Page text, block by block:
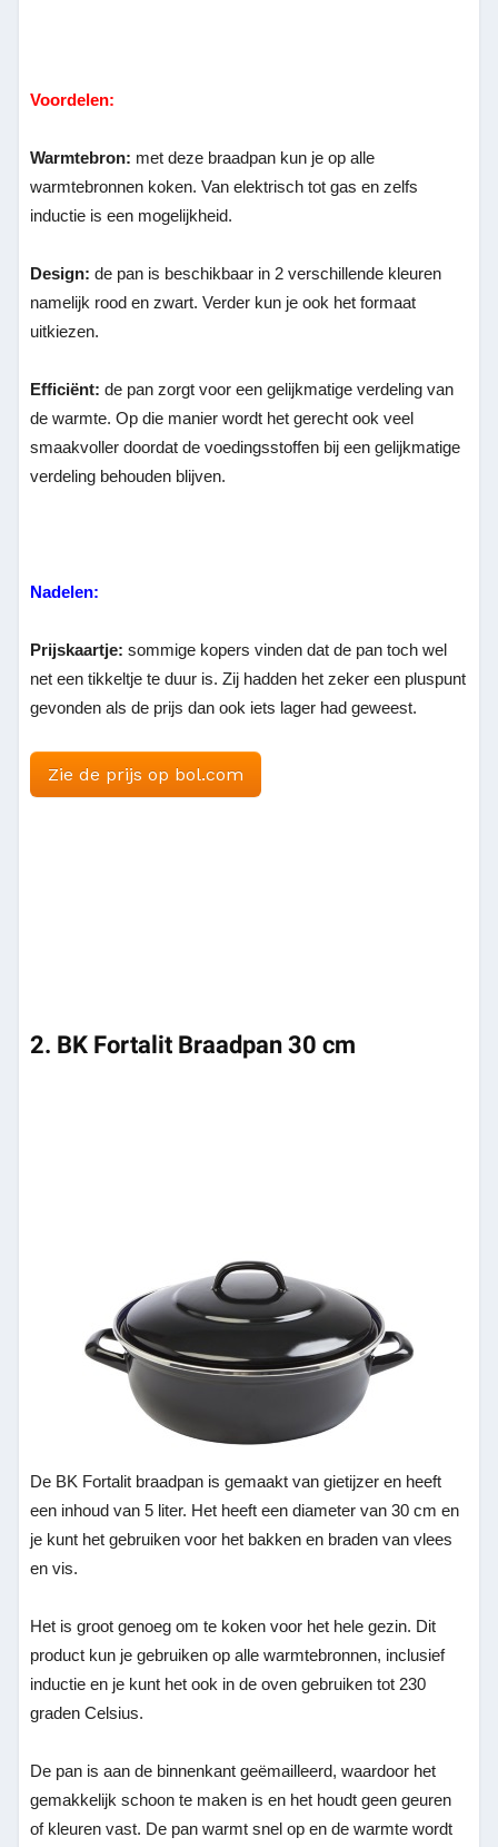
Voordelen:
Warmtebron: met deze braadpan kun je op alle
warmtebronnen koken. Van elektrisch tot gas en zelfs
inductie is een mogelijkheid.
Design:de pan is beschikbaar in 2 verschillende kleuren
namelijk rood en zwart. Verder kun je ook het formaat
uitkiezen.
Efficiënt:de pan zorgt voor een gelijkmatige verdeling van
de warmte. Op die manier wordt het gerecht ook veel
smaakvoller doordat de voedingsstoffen bij een gelijkmatige
verdeling behouden blijven.
Nadelen:
Prijskaartje:sommige kopers vinden dat de pan toch wel
net een tikkeltje te duur is. Zij hadden het zeker een pluspunt
gevonden als de prijs dan ook iets lager had geweest.
Zie de prijs op bol.com
2. BK Fortalit Braadpan 30 cm
De BK Fortalit braadpan is gemaakt van gietijzer en heeft
een inhoud van 5 liter. Het heeft een diameter van 30 cm en
je kunt het gebruiken voor het bakken en braden van vlees
en vis.
Het is groot genoeg om te koken voor het hele gezin. Dit
product kun je gebruiken op alle warmtebronnen, inclusief
inductie en je kunt het ook in de oven gebruiken tot 230
graden Celsius.
De pan is aan de binnenkant geëmailleerd, waardoor het
gemakkelijk schoon te maken is en het houdt geen geuren
of kleuren vast. De pan warmt snel op en de warmte wordt